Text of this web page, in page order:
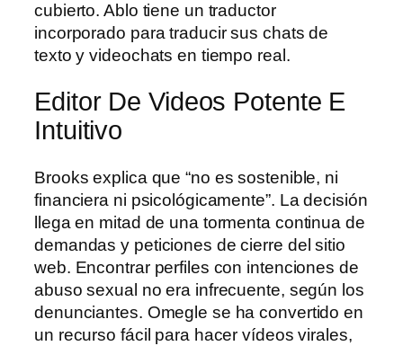
cubierto. Ablo tiene un traductor
incorporado para traducir sus chats de
texto y videochats en tiempo real.
Editor De Videos Potente E
Intuitivo
Brooks explica que “no es sostenible, ni
financiera ni psicológicamente”. La decisión
llega en mitad de una tormenta continua de
demandas y peticiones de cierre del sitio
web. Encontrar perfiles con intenciones de
abuso sexual no era infrecuente, según los
denunciantes. Omegle se ha convertido en
un recurso fácil para hacer vídeos virales,